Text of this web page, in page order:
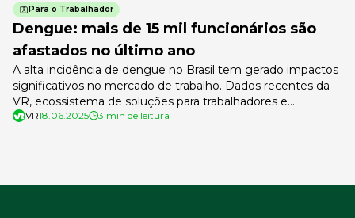
Para o Trabalhador
Dengue: mais de 15 mil funcionários são
afastados no último ano
A alta incidência de dengue no Brasil tem gerado impactos
significativos no mercado de trabalho. Dados recentes da
VR, ecossistema de soluções para trabalhadores e
empregadores, revelam que, entre janeiro e dezembro de
VR18.06.2025 3 min de leitura